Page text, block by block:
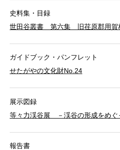
史料集・目録
世田谷叢書 第六集 旧荏原郡用
ガイドブック・パンフレット
せたがやの文化財No.24
展示図録
等々力渓谷展 －渓谷の形成をめぐ
報告書